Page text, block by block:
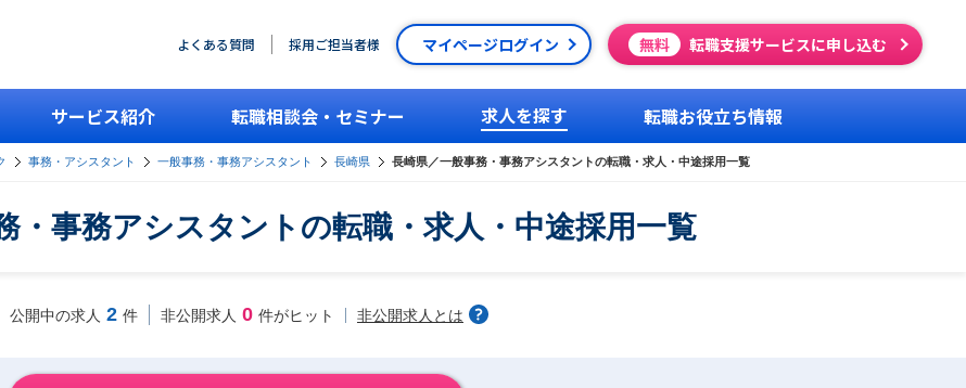
よくある質問 採用ご担当者様 マイページログイン 無料 転職支援サービスに申し込む
サービス紹介 転職相談会・セミナー 求人を探す 転職お役立ち情報
事務・アシスタント 一般事務・事務アシスタント 長崎県 長崎県／一般事務・事務アシスタントの転職・求人・中途採用一覧
・事務アシスタントの転職・求人・中途採用一覧
公開中の求人 2 件 非公開求人 0 件がヒット 非公開求人とは